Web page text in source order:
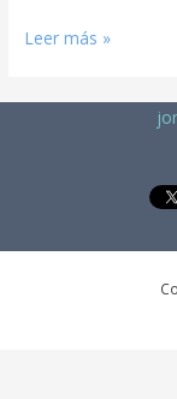
Leer más »